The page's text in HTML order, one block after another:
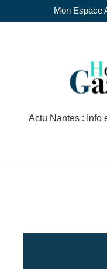
Mon Espace
Actu Nantes : Info